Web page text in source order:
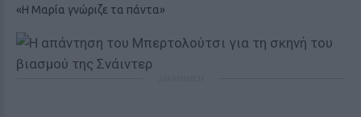
«Η Μαρία γνώριζε τα πάντα»